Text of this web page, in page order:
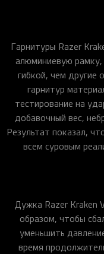
Гарнитуры Razer
алюминиевую рамку,
гибкой, чем другие
гарнитур
тестирование на
добавочный вес,
Результат показал,
всем суровым
Дужка Razer Kraken
образом, чтобы
уменьшить
время